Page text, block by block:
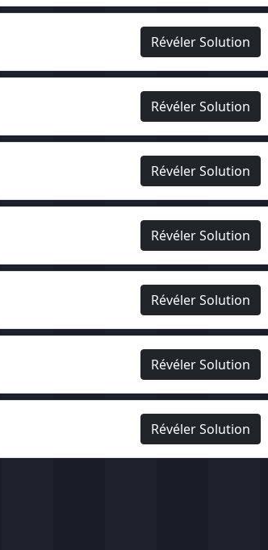
Révéler Solution
Révéler Solution
Révéler Solution
Révéler Solution
Révéler Solution
Révéler Solution
Révéler Solution